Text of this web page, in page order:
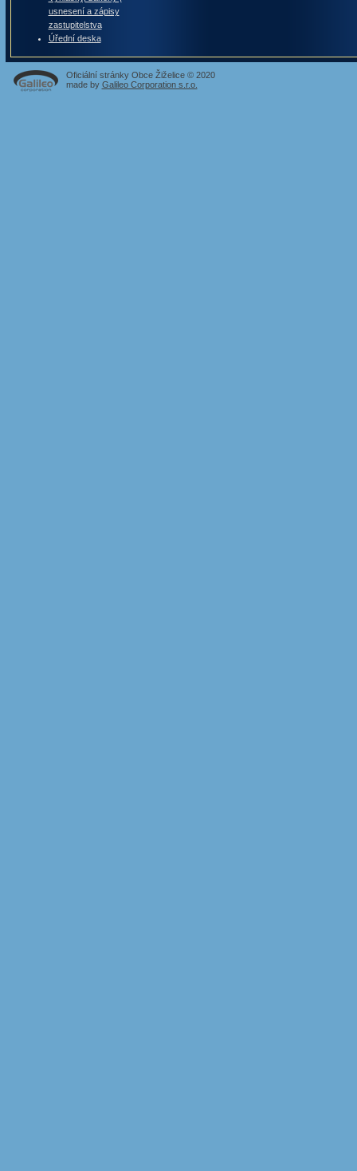
usnesení a zápisy
zastupitelstva
Úřední deska
Oficiální stránky Obce Žiželice © 2020
made by Galileo Corporation s.r.o.